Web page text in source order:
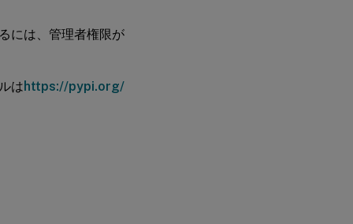
には、管理者権限が
は https://pypi.org/